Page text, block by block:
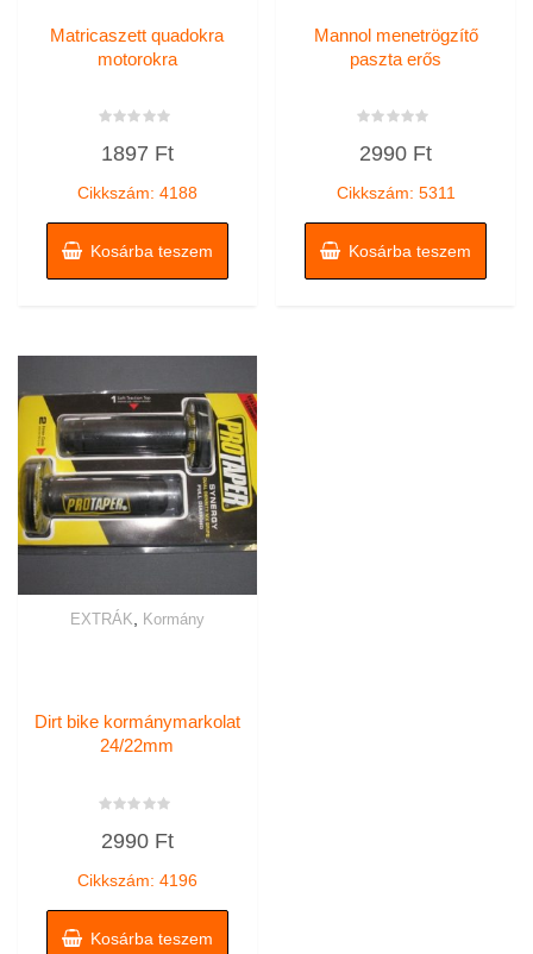
Matricaszett quadokra
motorokra
01897 Ft
Cikkszám: 4188
Kosárba teszem
Mannol menetrögzítő
paszta erős
0
2990 Ft
Cikkszám: 5311
Kosárba teszem
EXTRÁK Kormány
Dirt bike kormánymarkolat
24/22mm
0
2990 Ft
Cikkszám: 4196
Kosárba teszem